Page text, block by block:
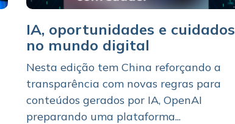
IA, oportunidades e cuidados
no mundo digital
Nesta edição tem China reforçando a
transparência com novas regras para
conteúdos gerados por IA, OpenAI
preparando uma plataforma...